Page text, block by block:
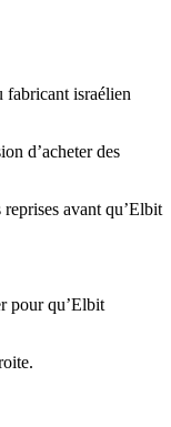
fabricant israélien
d’acheter des
avant qu’Elbit
pour qu’Elbit